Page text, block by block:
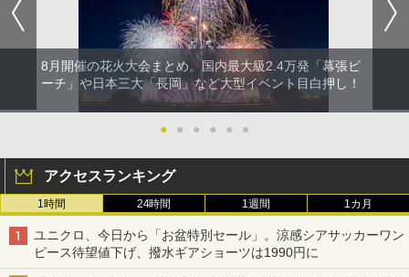
8月開催の花火大会まとめ。国内最大級2.4万発「幕張ビ
ーチ」や日本三大「長岡」など大型イベント目白押し！
● ● ● ● ● ●
アクセスランキング
1時間 24時間 1週間 1カ月
ユニクロ、今日から「お盆特別セール」。涼感シアサッカーワン
ピース待望値下げ、撥水ギアショーツは1990円に